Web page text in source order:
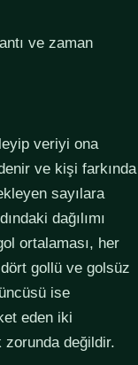
ve zaman
veriyi ona
ve kişi farkında
sayılara
dağılımı
ortalaması, her
dört gollü ve golsüz
ise
eden iki
değildir.